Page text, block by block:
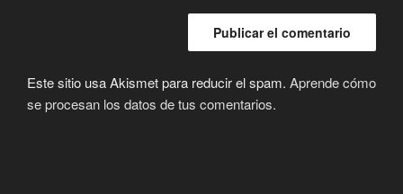
Este sitio usa Akismet para reducir el spam. Aprende cómo
se procesan los datos de tus comentarios.